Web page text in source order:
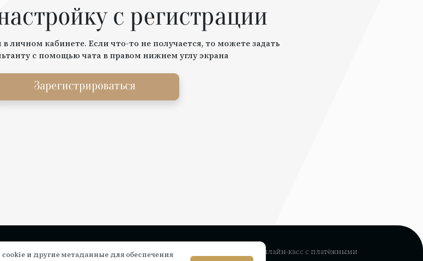
с регистрации
личном кабинете. Если что-то не получается, то можете задать
с помощью чата в правом нижнем углу экрана
Зарегистрироваться
по подключению
онлайн-касс с платёжными
и другие метаданные для обеспечения